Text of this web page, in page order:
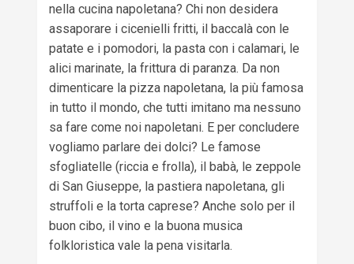
nella cucina napoletana? Chi non desidera
assaporare i cicenielli fritti, il baccalà con le
patate e i pomodori, la pasta con i calamari, le
alici marinate, la frittura di paranza. Da non
dimenticare la pizza napoletana, la più famosa
in tutto il mondo, che tutti imitano ma nessuno
sa fare come noi napoletani. E per concludere
vogliamo parlare dei dolci? Le famose
sfogliatelle (riccia e frolla), il babà, le zeppole
di San Giuseppe, la pastiera napoletana, gli
struffoli e la torta caprese? Anche solo per il
buon cibo, il vino e la buona musica
folkloristica vale la pena visitarla.